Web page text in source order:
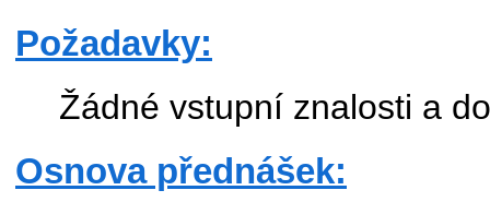
Požadavky:
Žádné vstupní znalosti a
Osnova přednášek: